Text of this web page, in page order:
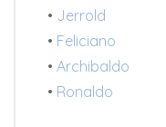
• Jerrold
• Feliciano
• Archibaldo
• Ronaldo